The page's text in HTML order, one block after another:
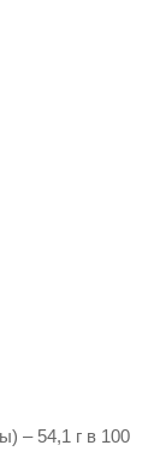
– 54,1 г в 100